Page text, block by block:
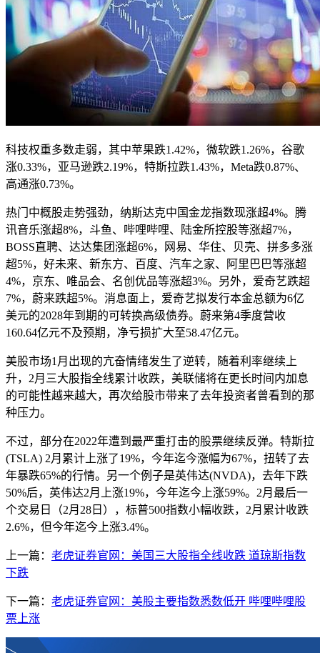
科技权重多数走弱，其中苹果跌1.42%，微软跌1.26%，谷歌
涨0.33%，亚马逊跌2.19%，特斯拉跌1.43%，Meta跌0.87%、
高通涨0.73%。
热门中概股走势强劲，纳斯达克中国金龙指数现涨超4%。腾
讯音乐涨超8%，斗鱼、哔哩哔哩、陆金所控股等涨超7%，
BOSS直聘、达达集团涨超6%，网易、华住、贝壳、拼多多涨
超5%，好未来、新东方、百度、汽车之家、阿里巴巴等涨超
4%，京东、唯品会、名创优品等涨超3%。另外，爱奇艺跌超
7%，蔚来跌超5%。消息面上，爱奇艺拟发行本金总额为6亿
美元的2028年到期的可转换高级债券。蔚来第4季度营收
160.64亿元不及预期，净亏损扩大至58.47亿元。
美股市场1月出现的亢奋情绪发生了逆转，随着利率继续上
升，2月三大股指全线累计收跌，美联储将在更长时间内加息
的可能性越来越大，再次给股市带来了去年投资者曾看到的那
种压力。
不过，部分在2022年遭到最严重打击的股票继续反弹。特斯拉
(TSLA) 2月累计上涨了19%，今年迄今涨幅为67%，扭转了去
年暴跌65%的行情。另一个例子是英伟达(NVDA)，去年下跌
50%后，英伟达2月上涨19%，今年迄今上涨59%。2月最后一
个交易日（2月28日），标普500指数小幅收跌，2月累计收跌
2.6%，但今年迄今上涨3.4%。
上一篇： 老虎证券官网：美国三大股指全线收跌 道琼斯指数
下跌
下一篇： 老虎证券官网：美股主要指数悉数低开 哔哩哔哩股
票上涨